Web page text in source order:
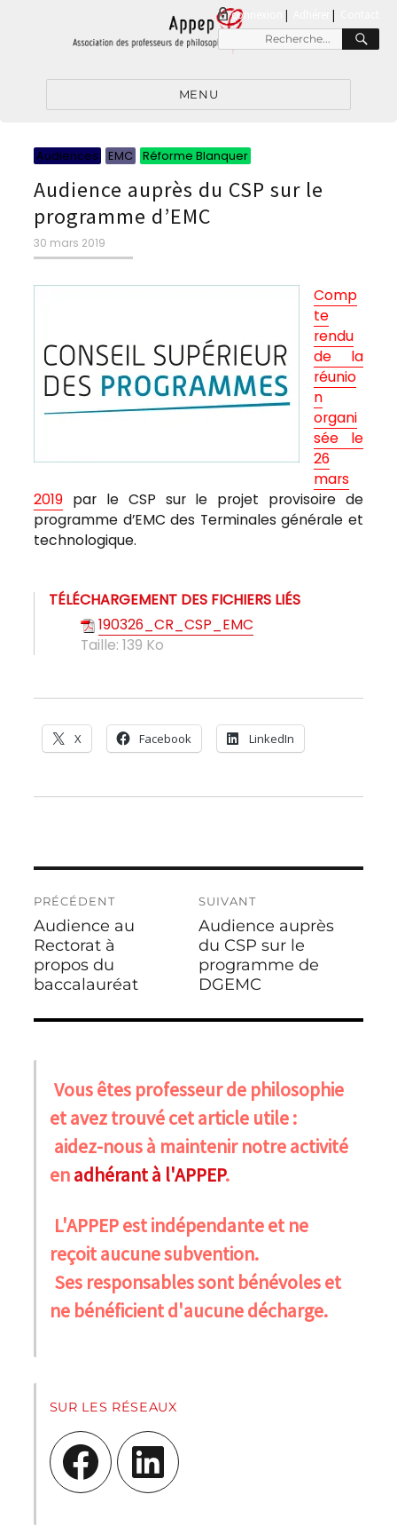
connexion |
Recherche
pour
MENU
Audiences EMC Réforme Blanquer
Audience auprès du CSP sur le
programme d’EMC
Publié
le
30 mars 2019
Comp
te
rendu
de la
réunio
n
organi
sée le
26
mars
2019 par le CSP sur le projet provisoire de
programme d’EMC des Terminales générale et
technologique.
TÉLÉCHARGEMENT DES FICHIERS LIÉS
190326_CR_CSP_EMC
Taille: 139 Ko
X Facebook LinkedIn
de
l’article
PRÉCÉDENT
Publication
précédente :
Audience au
Rectorat à
propos du
baccalauréat
SUIVANT
Publication
suivante :
Audience auprès
du CSP sur le
programme de
DGEMC
Vous êtes professeur de philosophie
et avez trouvé cet article utile :
aidez-nous à maintenir notre activité
enadhérant à l'APPEP.
L'APPEP est indépendante et ne
reçoit aucune subvention.
Ses responsables sont bénévoles et
ne bénéficient d'aucune décharge.
SUR LES RÉSEAUX
Facebook LinkedIn